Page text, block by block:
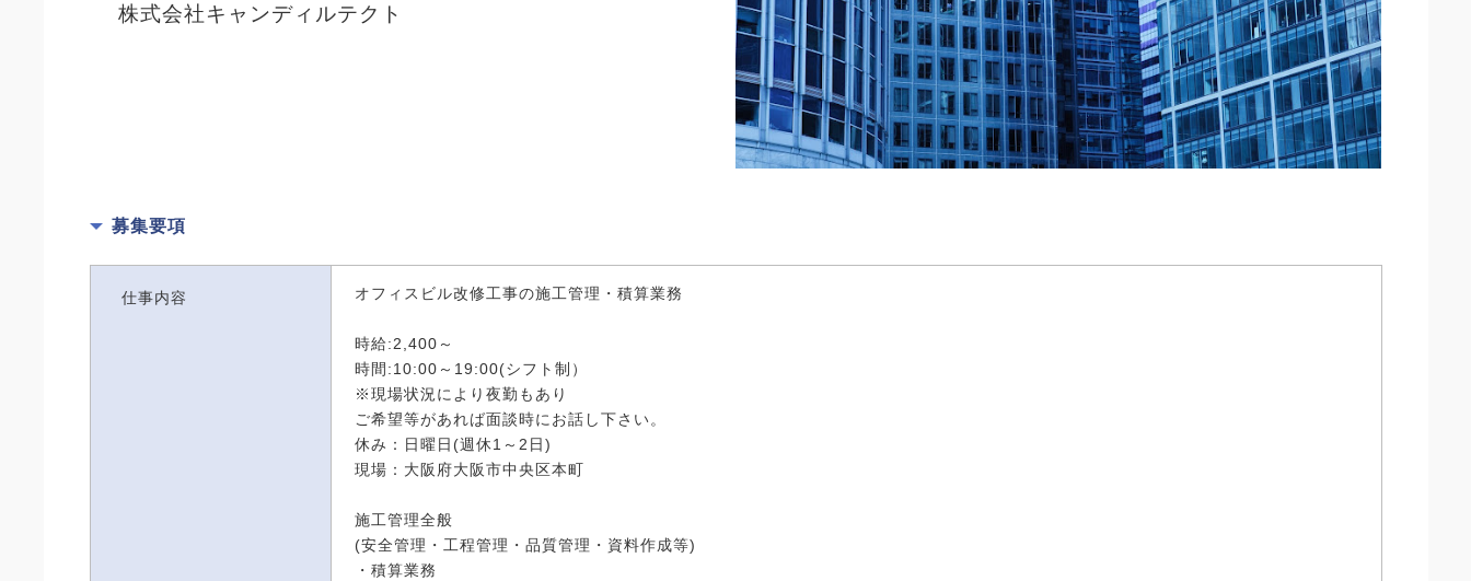
株式会社キャンディルテクト
募集要項
仕事内容 オフィスビル改修工事の施工管理・積算業務
時給:2,400～
時間:10:00～19:00(シフト制）
※現場状況により夜勤もあり
ご希望等があれば面談時にお話し下さい。
休み：日曜日(週休1～2日)
現場：大阪府大阪市中央区本町
施工管理全般
(安全管理・工程管理・品質管理・資料作成等)
・積算業務